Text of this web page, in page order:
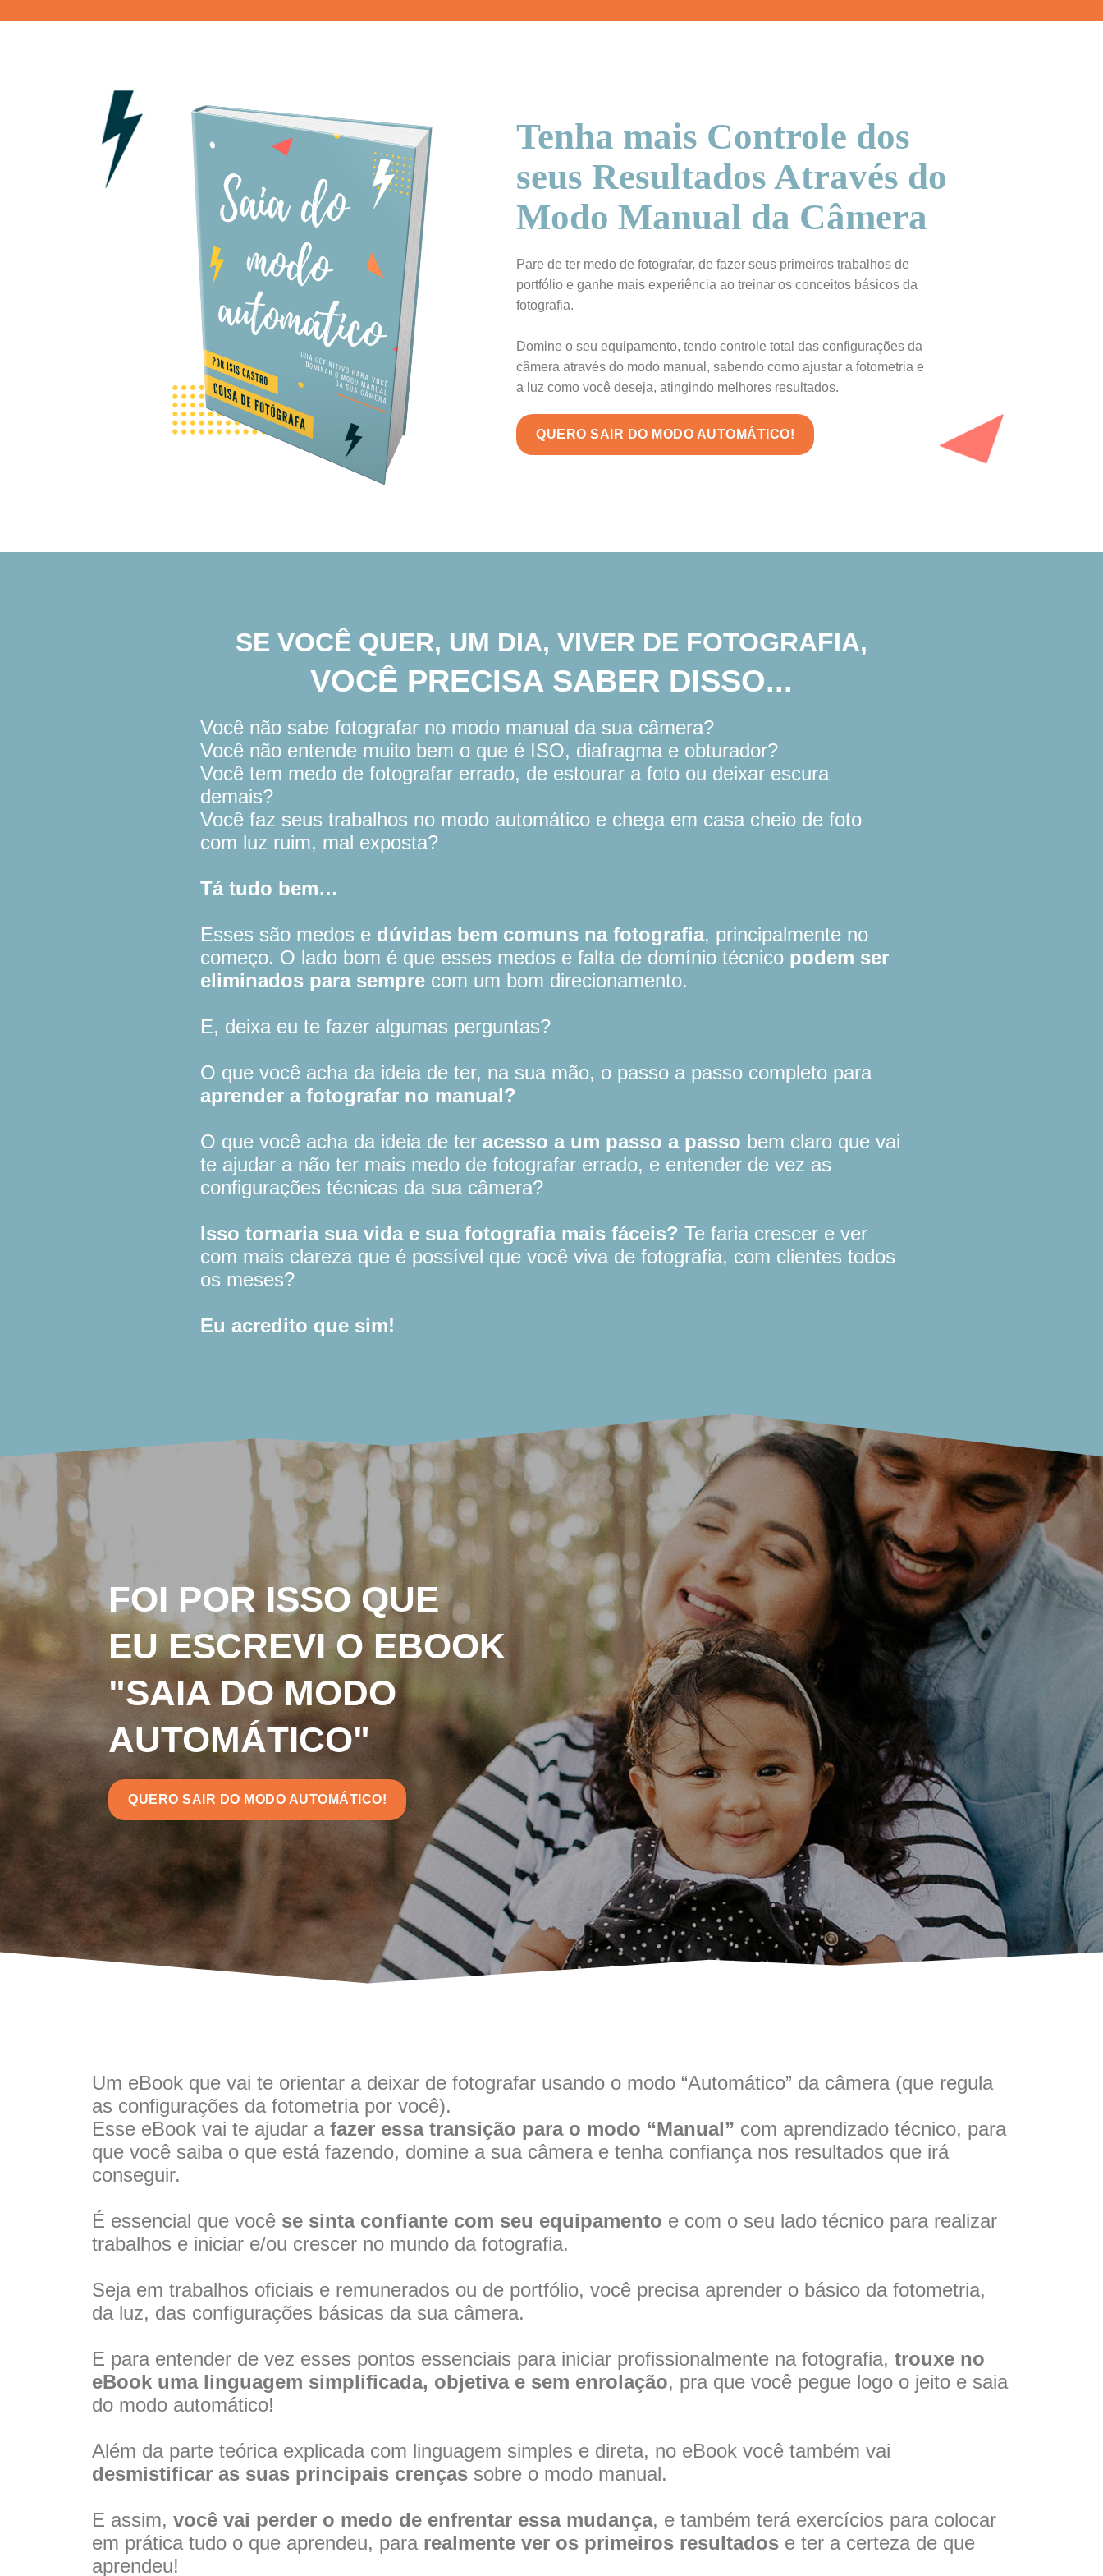
Tenha mais Controle dos
seus Resultados Através do
Modo Manual​ da Câmera
Pare de ter medo de fotografar, de fazer seus primeiros trabalhos de
portfólio e ganhe mais experiência ao treinar os conceitos básicos da
fotografia.
Domine o seu equipamento, tendo controle total das configurações da
câmera através do modo manual, sabendo como ajustar a fotometria e
a luz como você deseja, atingindo melhores resultados.
QUERO SAIR DO MODO AUTOMÁTICO!
SE VOCÊ QUER, UM DIA, VIVER DE FOTOGRAFIA,
VOCÊ PRECISA SABER DISSO...
Você não sabe fotografar no modo manual da sua câmera?
Você não entende muito bem o que é ISO, diafragma e obturador?
Você tem medo de fotografar errado, de estourar a foto ou deixar escura
demais?
Você faz seus trabalhos no modo automático e chega em casa cheio de foto
com luz ruim, mal exposta?
Tá tudo bem…
Esses são medos e dúvidas bem comuns na fotografia, principalmente no
começo. O lado bom é que esses medos e falta de domínio técnico podem ser
eliminados para sempre com um bom direcionamento.
E, deixa eu te fazer algumas perguntas?
O que você acha da ideia de ter, na sua mão, o passo a passo completo para
aprender a fotografar no manual?
O que você acha da ideia de ter acesso a um passo a passo bem claro que vai
te ajudar a não ter mais medo de fotografar errado, e entender de vez as
configurações técnicas da sua câmera?
Isso tornaria sua vida e sua fotografia mais fáceis? Te faria crescer e ver
com mais clareza que é possível que você viva de fotografia, com clientes todos
os meses?
Eu acredito que sim!
FOI POR ISSO QUE
EU ESCREVI O EBOOK
"SAIA DO MODO
AUTOMÁTICO"
QUERO SAIR DO MODO AUTOMÁTICO!
Um eBook que vai te orientar a deixar de fotografar usando o modo “Automático” da câmera (que regula
as configurações da fotometria por você).
Esse eBook vai te ajudar a fazer essa transição para o modo “Manual” com aprendizado técnico, para
que você saiba o que está fazendo, domine a sua câmera e tenha confiança nos resultados que irá
conseguir.
É essencial que você se sinta confiante com seu equipamento e com o seu lado técnico para realizar
trabalhos e iniciar e/ou crescer no mundo da fotografia.
Seja em trabalhos oficiais e remunerados ou de portfólio, você precisa aprender o básico da fotometria,
da luz, das configurações básicas da sua câmera.
E para entender de vez esses pontos essenciais para iniciar profissionalmente na fotografia, trouxe no
eBook uma linguagem simplificada, objetiva e sem enrolação, pra que você pegue logo o jeito e saia
do modo automático!
Além da parte teórica explicada com linguagem simples e direta, no eBook você também vai
desmistificar as suas principais crenças sobre o modo manual.
E assim, você vai perder o medo de enfrentar essa mudança, e também terá exercícios para colocar
em prática tudo o que aprendeu, para realmente ver os primeiros resultados e ter a certeza de que
aprendeu!